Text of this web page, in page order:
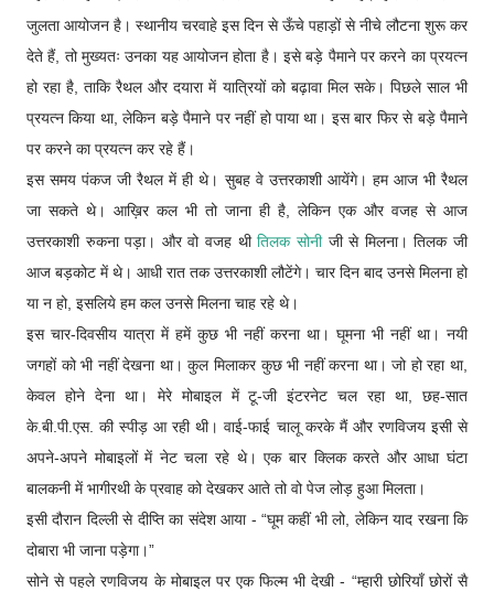
जुलता आयोजन है। स्थानीय चरवाहे इस दिन से ऊँचे पहाड़ों से नीचे लौटना शुरू कर
देते हैं, तो मुख्यतः उनका यह आयोजन होता है। इसे बड़े पैमाने पर करने का प्रयत्न
हो रहा है, ताकि रैथल और दयारा में यात्रियों को बढ़ावा मिल सके। पिछले साल भी
प्रयत्न किया था, लेकिन बड़े पैमाने पर नहीं हो पाया था। इस बार फिर से बड़े पैमाने
पर करने का प्रयत्न कर रहे हैं।
इस समय पंकज जी रैथल में ही थे। सुबह वे उत्तरकाशी आयेंगे। हम आज भी रैथल
जा सकते थे। आख़िर कल भी तो जाना ही है, लेकिन एक और वजह से आज
उत्तरकाशी रुकना पड़ा। और वो वजह थीतिलक सोनीजी से मिलना। तिलक जी
आज बड़कोट में थे। आधी रात तक उत्तरकाशी लौटेंगे। चार दिन बाद उनसे मिलना हो
या न हो, इसलिये हम कल उनसे मिलना चाह रहे थे।
इस चार-दिवसीय यात्रा में हमें कुछ भी नहीं करना था। घूमना भी नहीं था। नयी
जगहों को भी नहीं देखना था। कुल मिलाकर कुछ भी नहीं करना था। जो हो रहा था,
केवल होने देना था। मेरे मोबाइल में टू-जी इंटरनेट चल रहा था, छह-सात
के.बी.पी.एस. की स्पीड़ आ रही थी। वाई-फाई चालू करके मैं और रणविजय इसी से
अपने-अपने मोबाइलों में नेट चला रहे थे। एक बार क्लिक करते और आधा घंटा
बालकनी में भागीरथी के प्रवाह को देखकर आते तो वो पेज लोड़ हुआ मिलता।
इसी दौरान दिल्ली से दीप्ति का संदेश आया - “घूम कहीं भी लो, लेकिन याद रखना कि
दोबारा भी जाना पड़ेगा।”
सोने से पहले रणविजय के मोबाइल पर एक फिल्म भी देखी - “म्हारी छोरियाँ छोरों सै